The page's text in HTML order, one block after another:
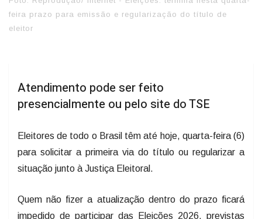
feira prazo para emissão e regularização do título de
eleitor
Atendimento pode ser feito
presencialmente ou pelo site do TSE
Eleitores de todo o Brasil têm até hoje, quarta-feira (6)
para solicitar a primeira via do título ou regularizar a
situação junto à Justiça Eleitoral.
Quem não fizer a atualização dentro do prazo ficará
impedido de participar das Eleições 2026, previstas